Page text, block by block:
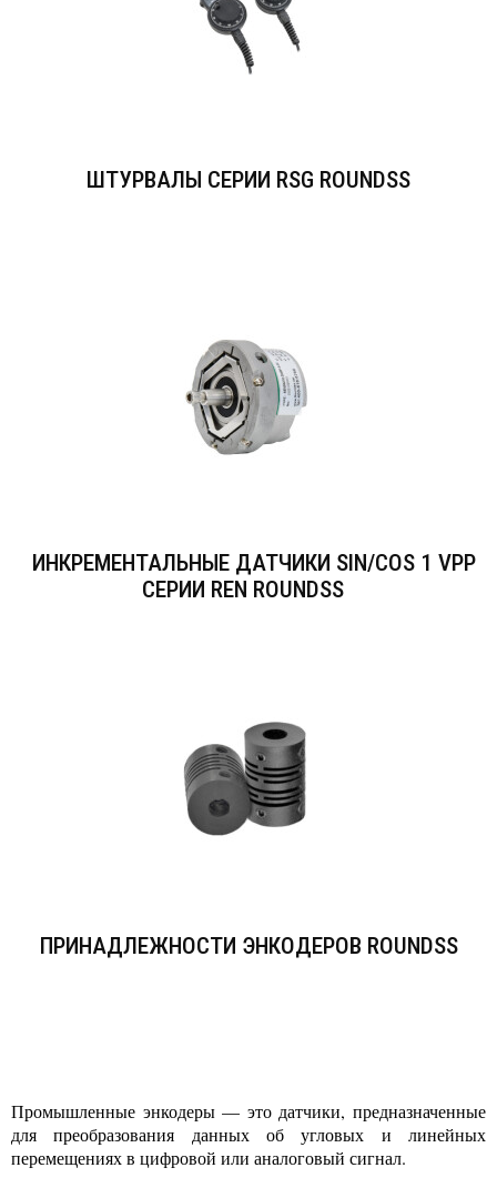
ШТУРВАЛЫ СЕРИИ RSG ROUNDSS
ИНКРЕМЕНТАЛЬНЫЕ ДАТЧИКИ SIN/COS 1 VPP
СЕРИИ REN ROUNDSS
ПРИНАДЛЕЖНОСТИ ЭНКОДЕРОВ ROUNDSS
Промышленные энкодеры — это датчики, предназначенные
для преобразования данных об угловых и линейных
перемещениях в цифровой или аналоговый сигнал.